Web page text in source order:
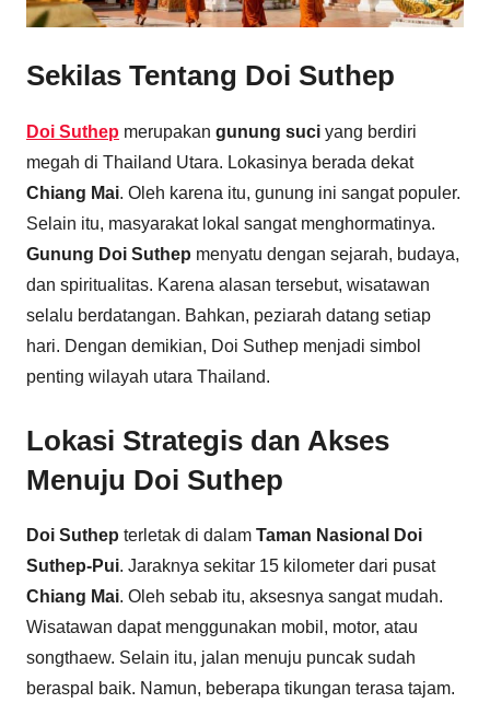
Sekilas Tentang Doi Suthep
Doi Suthep merupakan gunung suci yang berdiri
megah di Thailand Utara. Lokasinya berada dekat
Chiang Mai. Oleh karena itu, gunung ini sangat populer.
Selain itu, masyarakat lokal sangat menghormatinya.
Gunung Doi Suthep menyatu dengan sejarah, budaya,
dan spiritualitas. Karena alasan tersebut, wisatawan
selalu berdatangan. Bahkan, peziarah datang setiap
hari. Dengan demikian, Doi Suthep menjadi simbol
penting wilayah utara Thailand.
Lokasi Strategis dan Akses
Menuju Doi Suthep
Doi Suthep terletak di dalam Taman Nasional Doi
Suthep-Pui. Jaraknya sekitar 15 kilometer dari pusat
Chiang Mai. Oleh sebab itu, aksesnya sangat mudah.
Wisatawan dapat menggunakan mobil, motor, atau
songthaew. Selain itu, jalan menuju puncak sudah
beraspal baik. Namun, beberapa tikungan terasa tajam.